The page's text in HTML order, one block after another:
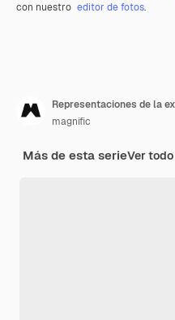
con nuestro editor de fotos.
magnific
Más de esta serieVer todo